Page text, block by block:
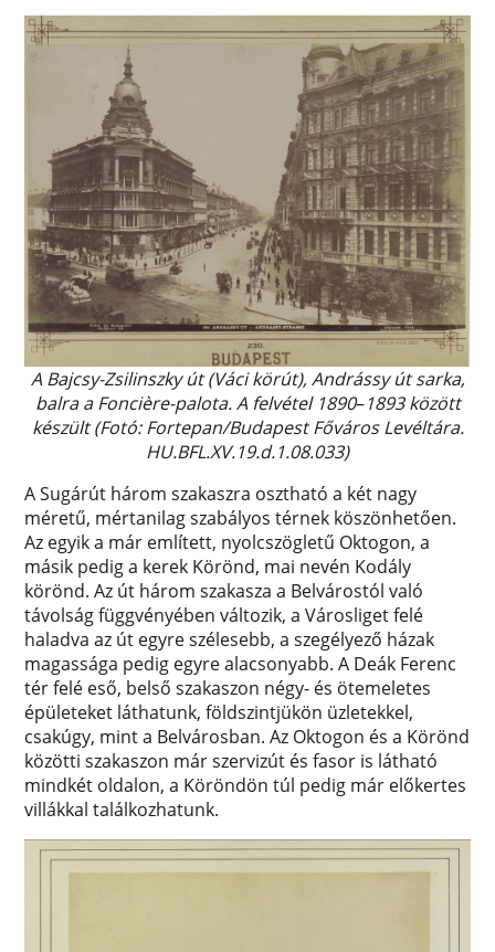
A Bajcsy-Zsilinszky út (Váci körút), Andrássy út sarka,
balra a Foncière-palota. A felvétel 1890–1893 között
készült (Fotó: Fortepan/Budapest Főváros Levéltára.
HU.BFL.XV.19.d.1.08.033)
A Sugárút három szakaszra osztható a két nagy
méretű, mértanilag szabályos térnek köszönhetően.
Az egyik a már említett, nyolcszögletű Oktogon, a
másik pedig a kerek Körönd, mai nevén Kodály
körönd. Az út három szakasza a Belvárostól való
távolság függvényében változik, a Városliget felé
haladva az út egyre szélesebb, a szegélyező házak
magassága pedig egyre alacsonyabb. A Deák Ferenc
tér felé eső, belső szakaszon négy- és ötemeletes
épületeket láthatunk, földszintjükön üzletekkel,
csakúgy, mint a Belvárosban. Az Oktogon és a Körönd
közötti szakaszon már szervizút és fasor is látható
mindkét oldalon, a Köröndön túl pedig már előkertes
villákkal találkozhatunk.